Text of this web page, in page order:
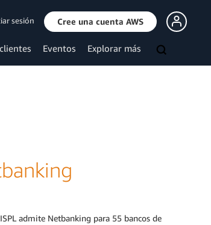
sesión Cree una cuenta AWS
Eventos Explorar más
admite Netbanking para 55 bancos de